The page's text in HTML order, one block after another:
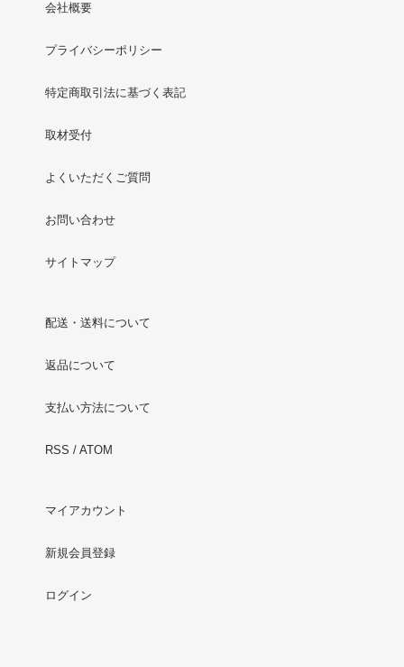
会社概要
プライバシーポリシー
特定商取引法に基づく表記
取材受付
よくいただくご質問
お問い合わせ
サイトマップ
配送・送料について
返品について
支払い方法について
RSS / ATOM
マイアカウント
新規会員登録
ログイン